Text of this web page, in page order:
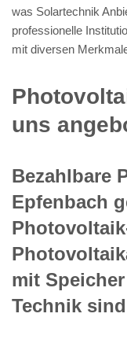
was Solartechnik
professionelle
mit diversen
uns
Bezahlbare
Epfenbach
mit
Technik